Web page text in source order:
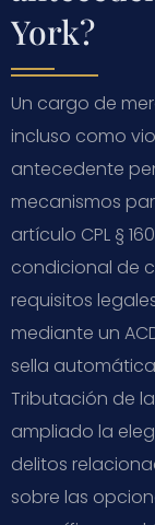
York?
Un cargo de
incluso como
antecedente
mecanismos
artículo CPL §
condicional de
requisitos
mediante un
sella
Tributación de
ampliado la
delitos
sobre las